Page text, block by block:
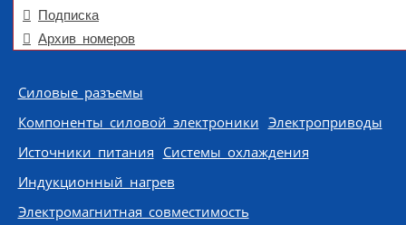
Подписка
Архив номеров
Skip to content
Силовые разъемы
Компоненты силовой электроники Электроприводы
Источники питания Системы охлаждения
Индукционный нагрев
Электромагнитная совместимость